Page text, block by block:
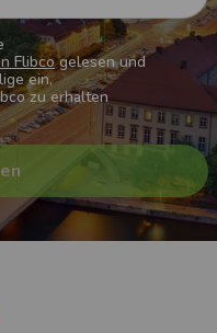
Flibcogelesen und
ein,
zu erhalten